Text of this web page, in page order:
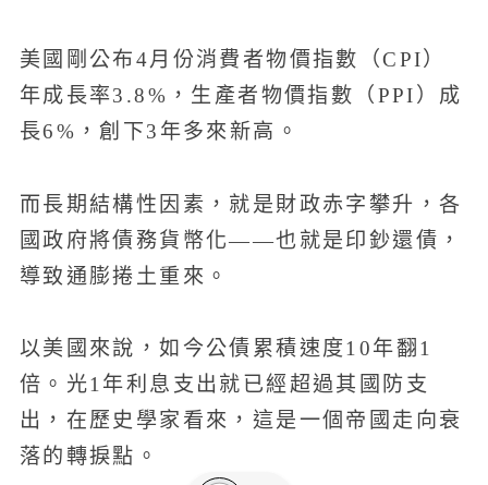
美國剛公布4月份消費者物價指數（CPI）
年成長率3.8%，生產者物價指數（PPI）成
長6%，創下3年多來新高。
而長期結構性因素，就是財政赤字攀升，各
國政府將債務貨幣化——也就是印鈔還債，
導致通膨捲土重來。
以美國來說，如今公債累積速度10年翻1
倍。光1年利息支出就已經超過其國防支
出，在歷史學家看來，這是一個帝國走向衰
落的轉捩點。